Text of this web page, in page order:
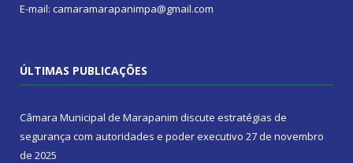
E-mail: camaramarapanimpa@gmail.com
ÚLTIMAS PUBLICAÇÕES
Câmara Municipal de Marapanim discute estratégias de
segurança com autoridades e poder executivo 27 de novembro
de 2025